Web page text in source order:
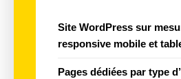
Site WordPress sur
responsive mobile et
Pages dédiées par type